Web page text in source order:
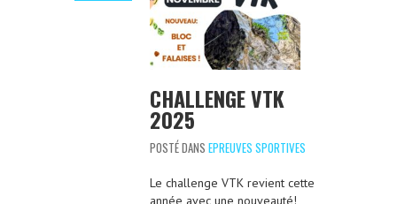
CHALLENGE VTK
2025
POSTÉ DANS EPREUVES SPORTIVES
Le challenge VTK revient cette
année avec une nouveauté!